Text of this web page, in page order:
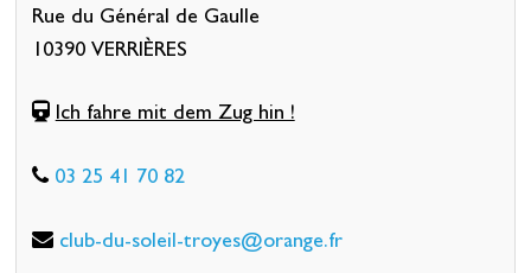
Rue du Général de Gaulle
10390 VERRIÈRES
Ich fahre mit dem Zug hin !
03 25 41 70 82
club-du-soleil-troyes@orange.fr